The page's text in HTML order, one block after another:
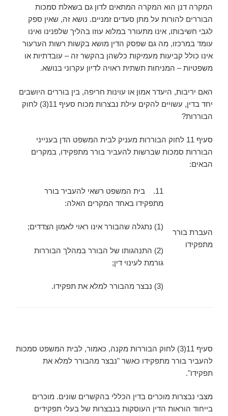
המקרה דנן הוא המקרה המתאים לדון גם בשאלת סמכות
הבוררים להורות על מתן סעדים זמניים. נושא זה, שאין ספק
לגבי חשיבותו, אינו מתעורר במלוא עוזו בהליך שלפנינו ואינו
עומד במרכזו, מה גם שפסק הדין מושא בקשות רשות הערעור
אינו כולל קביעות מעמיקות כלשהן בהקשר זה – עובדתיות או
משפטיות – המניחות תשתית ראויה לדיון עקרוני בנושא.
האם יריבות, היעדר אמון או עוינות חריפה, בין בוררים היושבים
יחד בדין, עשויים להקים עילת נבצרות מכוח סעיף 11(3) לחוק
הבוררות?
סעיף 11 לחוק הבוררות מעניק לבית המשפט הדן בענייני
הבוררות סמכות שברשות להעביר בורר מתפקידו, במקרים
הבאים:
העברת בורר
מתפקידו
11. בית המשפט רשאי להעביר בורר
מתפקידו באחד המקרים האלה:
(1) נתגלה שהבורר אינו ראוי לאמון הצדדים;
(2) התנהגותו של הבורר במהלך הבוררות
גורמת לעינוי דין;
(3) נבצר מהבורר למלא את תפקידו.
סעיף 11(3) לחוק הבוררות מקנה, כאמור, לבית המשפט סמכות
להעביר בורר מתפקידו כאשר "נבצר מהבורר למלא את
תפקידו".
מצבי נבצרות מוכרים בדין הכללי בהקשרים שונים. מוכרים
בייחוד הוראות הדין העוסקות בנבצרות של בעלי תפקידים